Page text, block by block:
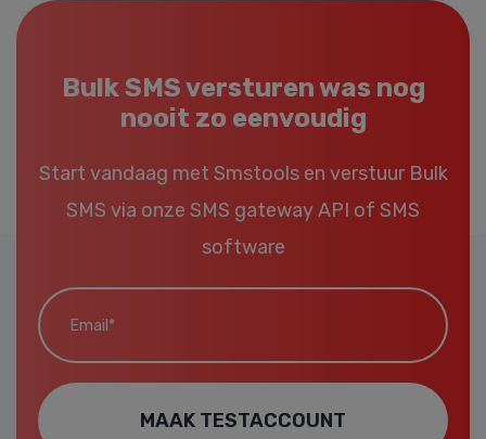
Bulk SMS versturen was nog
nooit zo eenvoudig
Start vandaag met Smstools en verstuur Bulk
SMS via onze SMS gateway API of SMS
software
Email*
MAAK TESTACCOUNT